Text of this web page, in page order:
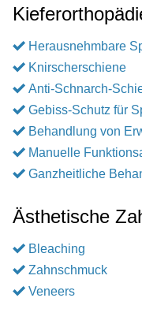
Herausnehmbare
Knirscherschiene
Anti-Schnarch-
Gebiss-Schutz für
Behandlung von
Manuelle
Ganzheitliche
Ästhetische
Bleaching
Zahnschmuck
Veneers